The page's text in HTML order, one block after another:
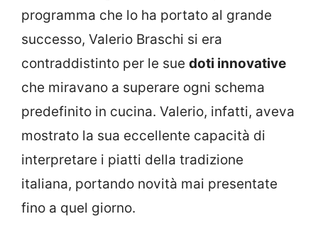
programma che lo ha portato al grande
successo, Valerio Braschi si era
contraddistinto per le sue doti innovative
che miravano a superare ogni schema
predefinito in cucina. Valerio, infatti, aveva
mostrato la sua eccellente capacità di
interpretare i piatti della tradizione
italiana, portando novità mai presentate
fino a quel giorno.